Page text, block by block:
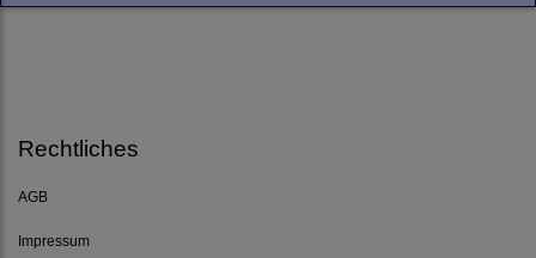
Rechtliches
AGB
Impressum